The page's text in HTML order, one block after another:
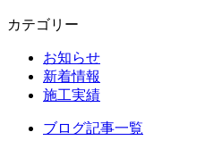
カテゴリー
お知らせ
新着情報
施工実績
ブログ記事一覧